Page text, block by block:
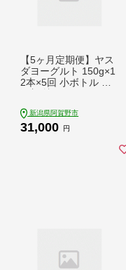
【5ヶ月定期便】ヤス
ダヨーグルト 150g×1
2本×5回 小ボトル 無
グルト のむよーぐる
と ヨーグルト 1B030
新潟県阿賀野市
31,000 円